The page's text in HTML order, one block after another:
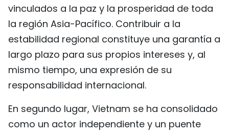
vinculados a la paz y la prosperidad de toda
la región Asia-Pacífico. Contribuir a la
estabilidad regional constituye una garantía a
largo plazo para sus propios intereses y, al
mismo tiempo, una expresión de su
responsabilidad internacional.
En segundo lugar, Vietnam se ha consolidado
como un actor independiente y un puente